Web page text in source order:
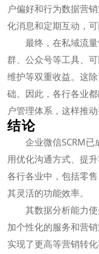
户偏好和行为数据营
化消息和定期互动，
最终，在私域流
群、公众号等工具、
维护等双重收益。这
础。因此，各行各业
户管理体系，这样推
结论
企业微信SCRM
用优化沟通方式、提
各行各业中，包括零
其灵活的功能效率。
其数据分析能力
加个性化的服务和营
实现了更高等营销转